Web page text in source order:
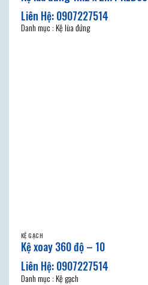
Danh mục : Kệ lùa đứng
KỆ GẠCH
Kệ xoay 360 độ – 10
Danh mục : Kệ gạch